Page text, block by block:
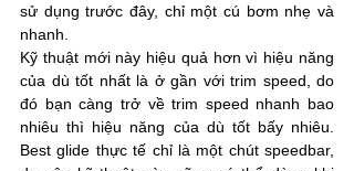
sử dụng trước đây, chỉ một cú bơm nhẹ và
nhanh.
Kỹ thuật mới này hiệu quả hơn vì hiệu năng
của dù tốt nhất là ở gần với trim speed, do
đó bạn càng trở về trim speed nhanh bao
nhiêu thì hiệu năng của dù tốt bấy nhiêu.
Best glide thực tế chỉ là một chút speedbar,